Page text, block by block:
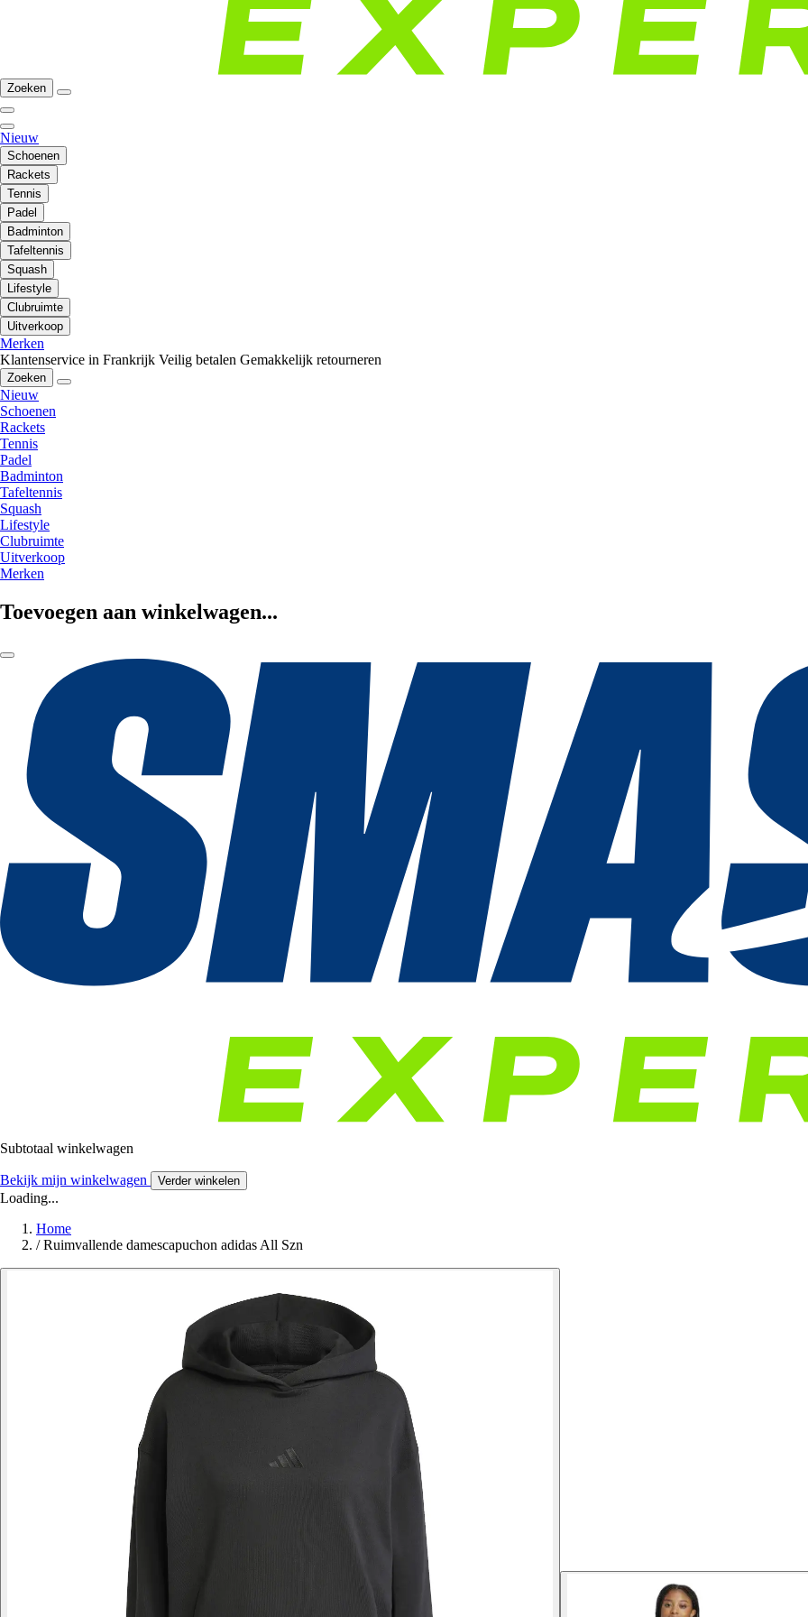
Zoeken
Nieuw
Schoenen
Rackets
Tennis
Padel
Badminton
Tafeltennis
Squash
Lifestyle
Clubruimte
Uitverkoop
Merken
Klantenservice in Frankrijk Veilig betalen Gemakkelijk retourneren
Zoeken
Nieuw
Schoenen
Rackets
Tennis
Padel
Badminton
Tafeltennis
Squash
Lifestyle
Clubruimte
Uitverkoop
Merken
Toevoegen aan winkelwagen...
Subtotaal winkelwagen
Bekijk mijn winkelwagen Verder winkelen
Loading...
Home
/ Ruimvallende damescapuchon adidas All Szn